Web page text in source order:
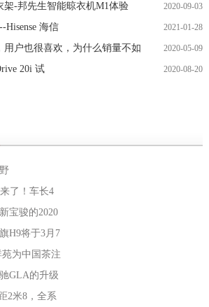
架-邦先生智能晾衣机M1体验 2020-09-03
Hisense 海信 2021-01-28
用户也很喜欢，为什么销量不如 2020-05-09
20i 试 2020-08-20
了！车长4
宝骏的2020
H9将于3月7
为中国茶注
GLA的升级
2米8，全系